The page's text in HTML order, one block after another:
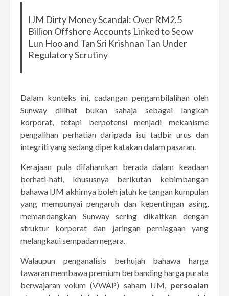
IJM Dirty Money Scandal: Over RM2.5
Billion Offshore Accounts Linked to Seow
Lun Hoo and Tan Sri Krishnan Tan Under
Regulatory Scrutiny
Dalam konteks ini, cadangan pengambilalihan oleh
Sunway dilihat bukan sahaja sebagai langkah
korporat, tetapi berpotensi menjadi mekanisme
pengalihan perhatian daripada isu tadbir urus dan
integriti yang sedang diperkatakan dalam pasaran.
Kerajaan pula difahamkan berada dalam keadaan
berhati-hati, khususnya berikutan kebimbangan
bahawa IJM akhirnya boleh jatuh ke tangan kumpulan
yang mempunyai pengaruh dan kepentingan asing,
memandangkan Sunway sering dikaitkan dengan
struktur korporat dan jaringan perniagaan yang
melangkaui sempadan negara.
Walaupun penganalisis berhujah bahawa harga
tawaran membawa premium berbanding harga purata
berwajaran volum (VWAP) saham IJM, persoalan